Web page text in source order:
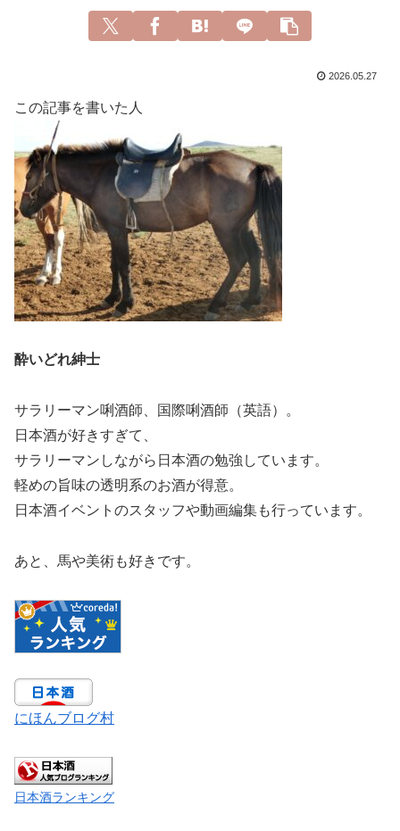
2026.05.27
この記事を書いた人
酔いどれ紳士
サラリーマン唎酒師、国際唎酒師（英語）。
日本酒が好きすぎて、
サラリーマンしながら日本酒の勉強しています。
軽めの旨味の透明系のお酒が得意。
日本酒イベントのスタッフや動画編集も行っています。
あと、馬や美術も好きです。
にほんブログ村
日本酒ランキング